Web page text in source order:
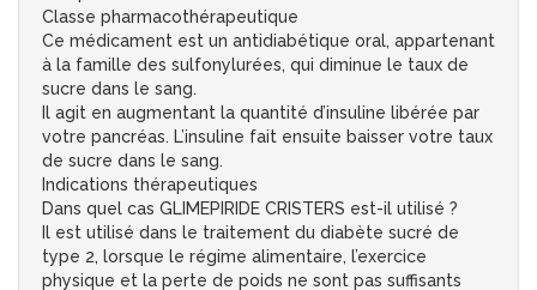
Classe pharmacothérapeutique
Ce médicament est un antidiabétique oral, appartenant
à la famille des sulfonylurées, qui diminue le taux de
sucre dans le sang.
Il agit en augmentant la quantité d’insuline libérée par
votre pancréas. L’insuline fait ensuite baisser votre taux
de sucre dans le sang.
Indications thérapeutiques
Dans quel cas GLIMEPIRIDE CRISTERS est-il utilisé ?
Il est utilisé dans le traitement du diabète sucré de
type 2, lorsque le régime alimentaire, l’exercice
physique et la perte de poids ne sont pas suffisants